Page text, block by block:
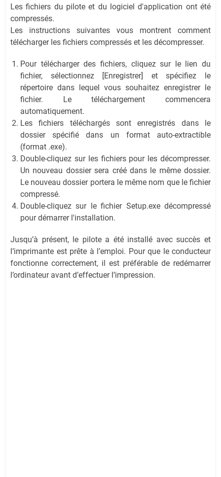
Les fichiers du pilote et du logiciel d'application ont été
compressés.
Les instructions suivantes vous montrent comment
télécharger les fichiers compressés et les décompresser.
Pour télécharger des fichiers, cliquez sur le lien du
fichier, sélectionnez [Enregistrer] et spécifiez le
répertoire dans lequel vous souhaitez enregistrer le
fichier. Le téléchargement commencera
automatiquement.
Les fichiers téléchargés sont enregistrés dans le
dossier spécifié dans un format auto-extractible
(format .exe).
Double-cliquez sur les fichiers pour les décompresser.
Un nouveau dossier sera créé dans le même dossier.
Le nouveau dossier portera le même nom que le fichier
compressé.
Double-cliquez sur le fichier Setup.exe décompressé
pour démarrer l'installation.
Jusqu’à présent, le pilote a été installé avec succès et
l’imprimante est prête à l’emploi. Pour que le conducteur
fonctionne correctement, il est préférable de redémarrer
l’ordinateur avant d’effectuer l’impression.